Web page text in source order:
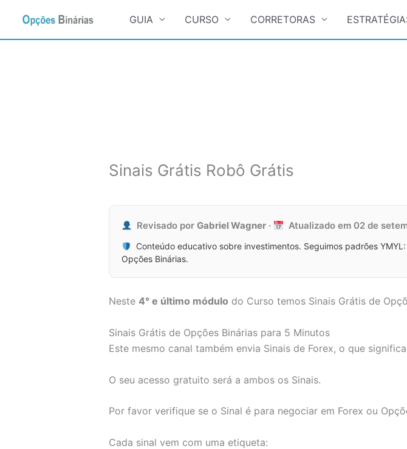
GUIA CURSO CORRETORAS
Sinais Grátis Robô Grátis
Revisado por Gabriel Wagner· Atualizado em 02 de
Conteúdo educativo sobre investimentos. Seguimos padrões
Opções Binárias.
Neste 4° e último módulo do Curso temos Sinais Grátis de
Sinais Grátis de Opções Binárias para 5 Minutos
Este mesmo canal também envia Sinais de Forex, o que
O seu acesso gratuito será a ambos os Sinais.
Por favor verifique se o Sinal é para negociar em Forex ou
Cada sinal vem com uma etiqueta: